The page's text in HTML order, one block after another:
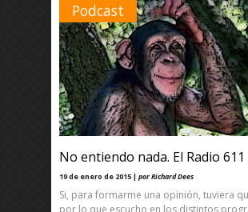
Podcast
No entiendo nada. El Radio 611
19 de enero de 2015 | por Richard Dees
Si, para formarme una opinión, tuviera
por lo que escucho en los distintos